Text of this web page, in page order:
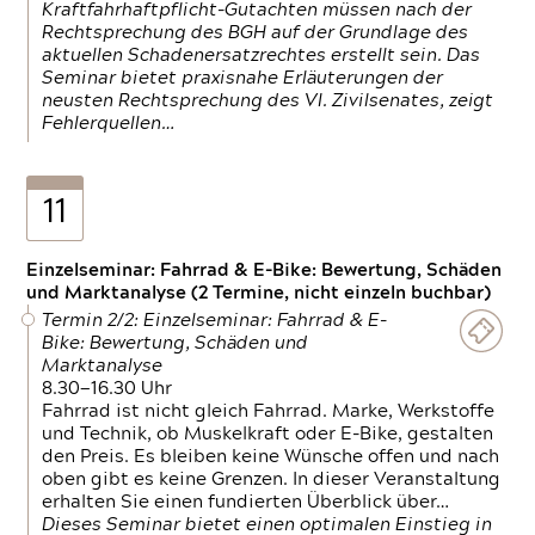
Kraftfahrhaftpflicht-Gutachten müssen nach der
Rechtsprechung des BGH auf der Grundlage des
aktuellen Schadenersatzrechtes erstellt sein. Das
Seminar bietet praxisnahe Erläuterungen der
neusten Rechtsprechung des VI. Zivilsenates, zeigt
Fehlerquellen…
11
Einzelseminar: Fahrrad & E-Bike: Bewertung, Schäden
und Marktanalyse (2 Termine, nicht einzeln buchbar)
Termin 2/2: Einzelseminar: Fahrrad & E-
Bike: Bewertung, Schäden und
Marktanalyse
8.30—16.30 Uhr
Fahrrad ist nicht gleich Fahrrad. Marke, Werkstoffe
und Technik, ob Muskelkraft oder E-Bike, gestalten
den Preis. Es bleiben keine Wünsche offen und nach
oben gibt es keine Grenzen. In dieser Veranstaltung
erhalten Sie einen fundierten Überblick über…
Dieses Seminar bietet einen optimalen Einstieg in